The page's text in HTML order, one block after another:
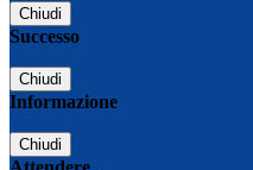
Chiudi
Successo
Chiudi
Informazione
Chiudi